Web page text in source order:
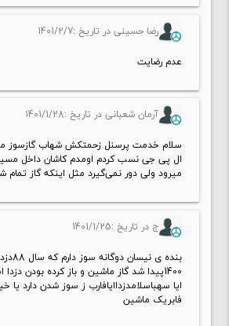
رضا حسینی در تاریخ :1401/2/7
عدم رضایت
آرمان شعبانی در تاریخ :1401/1/28
سلام خدمت پرسنل زحمتکش شهاب گازسوز من
ال پی جی نسب کردم اومدم کاشان داخل
میرود ولی دور نمی‌گیرد مثل اینکه گاز تمام
ج در تاریخ :1401/1/25
بنده ی
1400پیدا شد گاز ماشین و باز کرده بودن
ایا سهباسلامدزداایافارب ز سوز شدن دارد یا
فابریک ماشین